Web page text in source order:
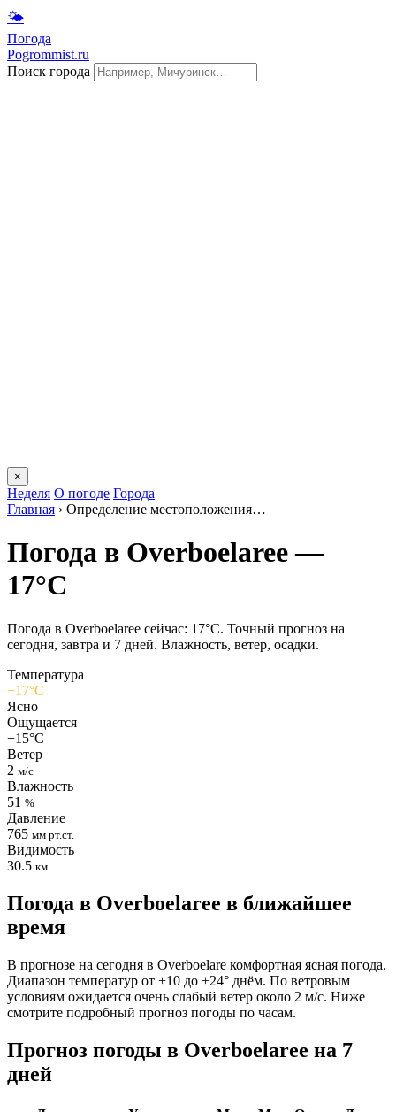
🌤
Погода
Pogrommist.ru
Поиск города
×
Неделя О погоде Города
Главная › Определение местоположения…
Погода в Overboelareе —
17°C
Погода в Overboelareе сейчас: 17°C. Точный прогноз на
сегодня, завтра и 7 дней. Влажность, ветер, осадки.
Температура
+17°C
Ясно
Ощущается
+15°C
Ветер
2 м/с
Влажность
51 %
Давление
765 мм рт.ст.
Видимость
30.5 км
Погода в Overboelareе в ближайшее
время
В прогнозе на сегодня в Overboelare комфортная ясная погода.
Диапазон температур от +10 до +24° днём. По ветровым
условиям ожидается очень слабый ветер около 2 м/с. Ниже
смотрите подробный прогноз погоды по часам.
Прогноз погоды в Overboelareе на 7
дней